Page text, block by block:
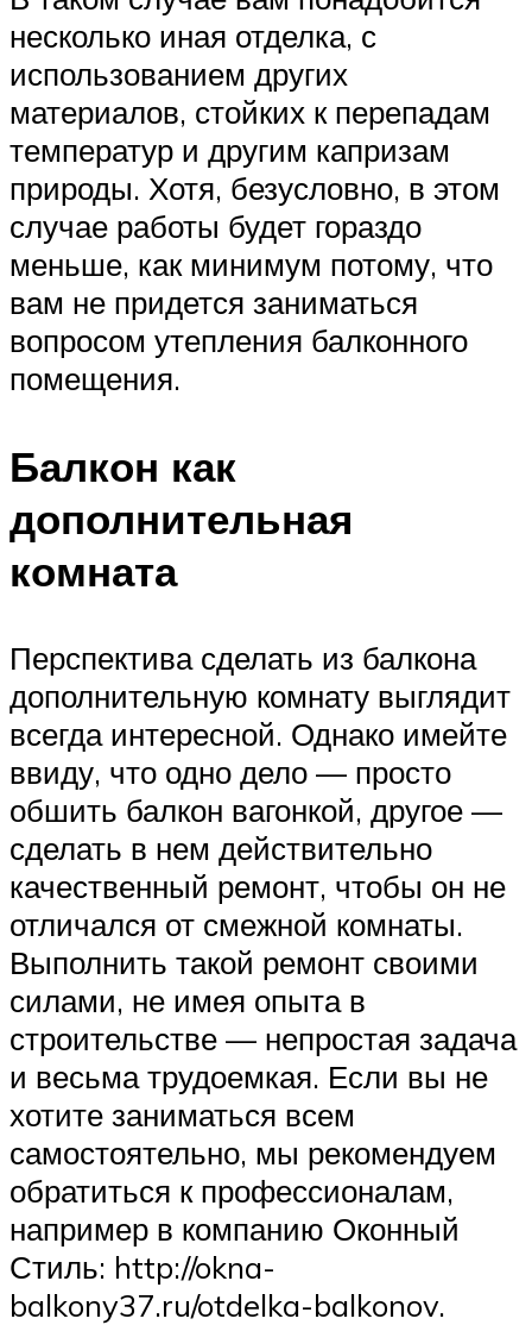
несколько иная отделка, с
использованием других
материалов, стойких к перепадам
температур и другим капризам
природы. Хотя, безусловно, в этом
случае работы будет гораздо
меньше, как минимум потому, что
вам не придется заниматься
вопросом утепления балконного
помещения.
Балкон как
дополнительная
комната
Перспектива сделать из балкона
дополнительную комнату выглядит
всегда интересной. Однако имейте
ввиду, что одно дело — просто
обшить балкон вагонкой, другое —
сделать в нем действительно
качественный ремонт, чтобы он не
отличался от смежной комнаты.
Выполнить такой ремонт своими
силами, не имея опыта в
строительстве — непростая задача
и весьма трудоемкая. Если вы не
хотите заниматься всем
самостоятельно, мы рекомендуем
обратиться к профессионалам,
например в компанию Оконный
Стиль: http://okna-
balkony37.ru/otdelka-balkonov.